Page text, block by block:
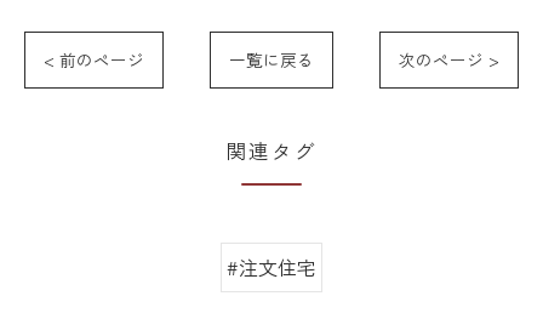
< 前のページ 一覧に戻る 次のページ >
関連タグ
#注文住宅